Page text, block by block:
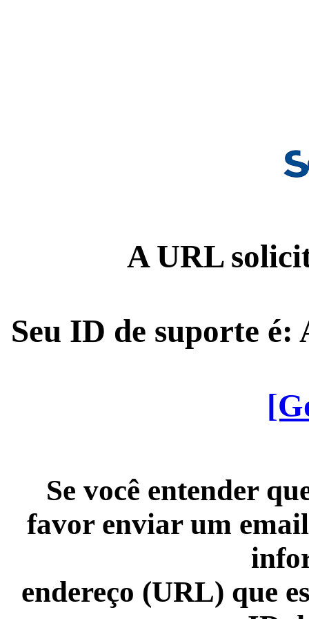
A URL
Seu ID de suporte é:
Se você entender
favor enviar um
endereço (URL) que